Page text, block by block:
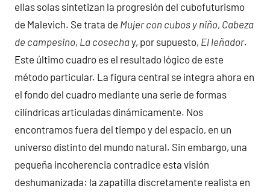
ellas solas sintetizan la progresión del cubofuturismo
de Malevich. Se trata de Mujer con cubos y niño, Cabeza
de campesino, La cosechay, por supuesto, El leñador.
Este último cuadro es el resultado lógico de este
método particular. La figura central se integra ahora en
el fondo del cuadro mediante una serie de formas
cilíndricas articuladas dinámicamente. Nos
encontramos fuera del tiempo y del espacio, en un
universo distinto del mundo natural. Sin embargo, una
pequeña incoherencia contradice esta visión
deshumanizada: la zapatilla discretamente realista en